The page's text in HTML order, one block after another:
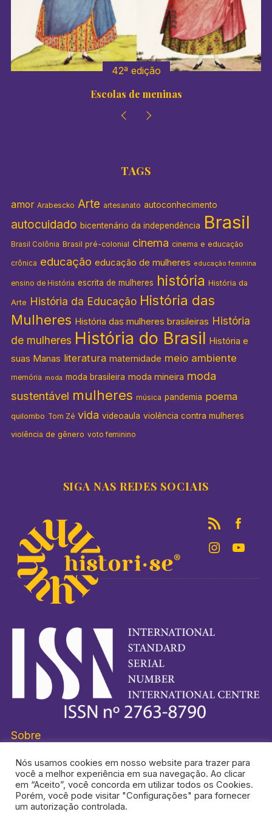
42ª edição
Escolas de meninas
TAGS
amor Arabescko Arte artesanato autoconhecimento
autocuidado bicentenário da independência Brasil
Brasil Colônia Brasil pré-colonial cinema cinema e educação
crônica educação educação de mulheres educação feminina
ensino de História escrita de mulheres história História da
Arte História da Educação História das
Mulheres História das mulheres brasileiras História
de mulheres História do Brasil História e
suas Manas literatura maternidade meio ambiente
memória moda moda brasileira moda mineira moda
sustentável mulheres música pandemia poema
quilombo Tom Zé vida videoaula violência contra mulheres
violência de gênero voto feminino
SIGA NAS REDES SOCIAIS
Sobre
HISTORI-SE® É UMA MARCA REGISTRADA.
Nós usamos cookies em nosso website para trazer para
você a melhor experiência em sua navegação. Ao clicar
em “Aceito”, você concorda em utilizar todos os Cookies.
Porém, você pode visitar "Configurações" para fornecer
um autorização controlada.